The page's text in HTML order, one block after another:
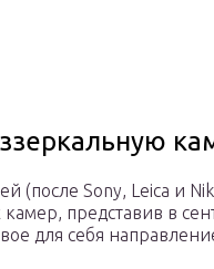
(после Sony, Leica и
представив в
для себя